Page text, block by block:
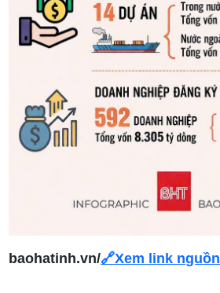
baohatinh.vn/🔗Xem link nguồn